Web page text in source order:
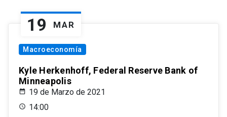
19 MAR
Macroeconomía
Kyle Herkenhoff, Federal Reserve Bank of
Minneapolis
19 de Marzo de 2021
14:00